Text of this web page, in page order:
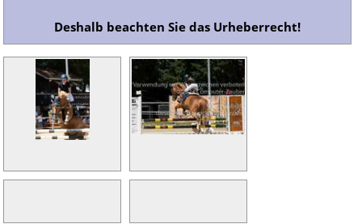
Deshalb beachten Sie das Urheberrecht!